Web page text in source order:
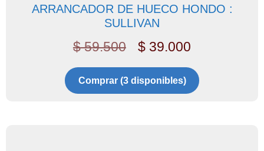
ARRANCADOR DE HUECO HONDO :
SULLIVAN
$59.500 $ 39.000
Comprar (3 disponibles)